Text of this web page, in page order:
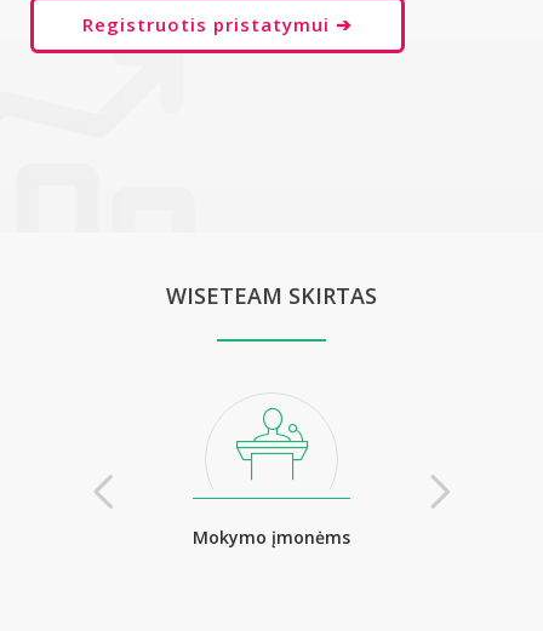
Registruotis pristatymui ➔
WISETEAM SKIRTAS
Mokymo įmonėms